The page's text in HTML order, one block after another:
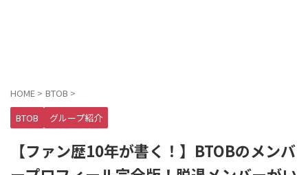
HOME > BTOB >
BTOB
グループ紹介
【ファン歴10年が書く！】BTOBのメンバ